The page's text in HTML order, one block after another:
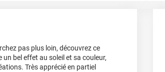
pas plus loin, découvrez ce
un bel effet au soleil et sa couleur,
Très apprécié en partiel